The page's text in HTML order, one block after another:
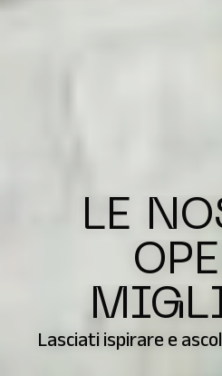
LE
Lasciati ispirare e